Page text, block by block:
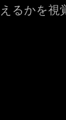
るかを視